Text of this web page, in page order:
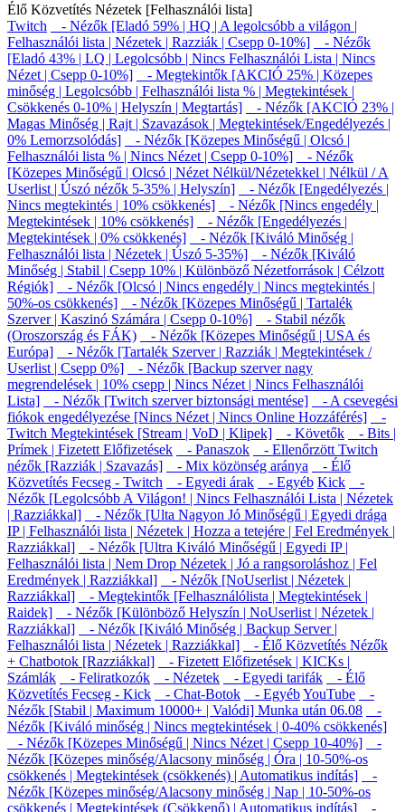
Élő Közvetítés Nézetek [Felhasználói lista]
Twitch
- Nézők [Eladó 59% | HQ | A legolcsóbb a világon |
Felhasználói lista | Nézetek | Razziák | Csepp 0-10%]
- Nézők
[Eladó 43% | LQ | Legolcsóbb | Nincs Felhasználói Lista | Nincs
Nézet | Csepp 0-10%]
- Megtekintők [AKCIÓ 25% | Közepes
minőség | Legolcsóbb | Felhasználói lista % | Megtekintések |
Csökkenés 0-10% | Helyszín | Megtartás]
- Nézők [AKCIÓ 23% |
Magas Minőség | Rajt | Szavazások | Megtekintések/Engedélyezés |
0% Lemorzsolódás]
- Nézők [Közepes Minőségű | Olcsó |
Felhasználói lista % | Nincs Nézet | Csepp 0-10%]
- Nézők
[Közepes Minőségű | Olcsó | Nézet Nélkül/Nézetekkel | Nélkül / A
Userlist | Úszó nézők 5-35% | Helyszín]
- Nézők [Engedélyezés |
Nincs megtekintés | 10% csökkenés]
- Nézők [Nincs engedély |
Megtekintések | 10% csökkenés]
- Nézők [Engedélyezés |
Megtekintések | 0% csökkenés]
- Nézők [Kiváló Minőség |
Felhasználói lista | Nézetek | Úszó 5-35%]
- Nézők [Kiváló
Minőség | Stabil | Csepp 10% | Különböző Nézetforrások | Célzott
Régiók]
- Nézők [Olcsó | Nincs engedély | Nincs megtekintés |
50%-os csökkenés]
- Nézők [Közepes Minőségű | Tartalék
Szerver | Kaszinó Számára | Csepp 0-10%]
- Stabil nézők
(Oroszország és FÁK)
- Nézők [Közepes Minőségű | USA és
Európa]
- Nézők [Tartalék Szerver | Razziák | Megtekintések /
Userlist | Csepp 0%]
- Nézők [Backup szerver nagy
megrendelések | 10% csepp | Nincs Nézet | Nincs Felhasználói
Lista]
- Nézők [Twitch szerver biztonsági mentése]
- A csevegési
fiókok engedélyezése [Nincs Nézet | Nincs Online Hozzáférés]
-
Twitch Megtekintések [Stream | VoD | Klipek]
- Követők
- Bits |
Prímek | Fizetett Előfizetések
- Panaszok
- Ellenőrzött Twitch
nézők [Razziák | Szavazás]
- Mix közönség aránya
- Élő
Közvetítés Fecseg - Twitch
- Egyedi árak - Egyéb Kick
-
Nézők [Legolcsóbb A Világon! | Nincs Felhasználói Lista | Nézetek
| Razziákkal]
- Nézők [Ulta Nagyon Jó Minőségű | Egyedi drága
IP | Felhasználói lista | Nézetek | Hozza a tetejére | Fel Eredmények |
Razziákkal]
- Nézők [Ultra Kiváló Minőségű | Egyedi IP |
Felhasználói lista | Nem Drop Nézetek | Jó a rangsoroláshoz | Fel
Eredmények | Razziákkal]
- Nézők [NoUserlist | Nézetek |
Razziákkal]
- Megtekintők [Felhasználólista | Megtekintések |
Raidek]
- Nézők [Különböző Helyszín | NoUserlist | Nézetek |
Razziákkal]
- Nézők [Kiváló Minőség | Backup Server |
Felhasználói lista | Nézetek | Razziákkal]
- Élő Közvetítés Nézők
+ Chatbotok [Razziákkal]
- Fizetett Előfizetések | KICKs |
Számlák
- Feliratkozók - Nézetek - Egyedi tarifák
- Élő
Közvetítés Fecseg - Kick
- Chat-Botok - EgyébYouTube
-
Nézők [Stabil | Maximum 10000+ | Valódi] Munka után 06.08
-
Nézők [Kiváló minőség | Nincs megtekintések | 0-40% csökkenés]
- Nézők [Közepes Minőségű | Nincs Nézet | Csepp 10-40%]
-
Nézők [Közepes minőség/Alacsony minőség | Óra | 10-50%-os
csökkenés | Megtekintések (csökkenés) | Automatikus indítás]
-
Nézők [Közepes minőség/Alacsony minőség | Nap | 10-50%-os
csökkenés | Megtekintések (Csökkenő) | Automatikus indítás]
-